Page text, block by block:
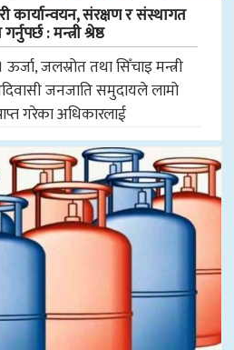
कार्यान्वयन, संरक्षण र संस्थागत
: मन्त्री श्रेष्ठ
जलस्रोत तथा सिँचाइ मन्त्री
जनजाति समुदायले लामो
गरेका अधिकारलाई